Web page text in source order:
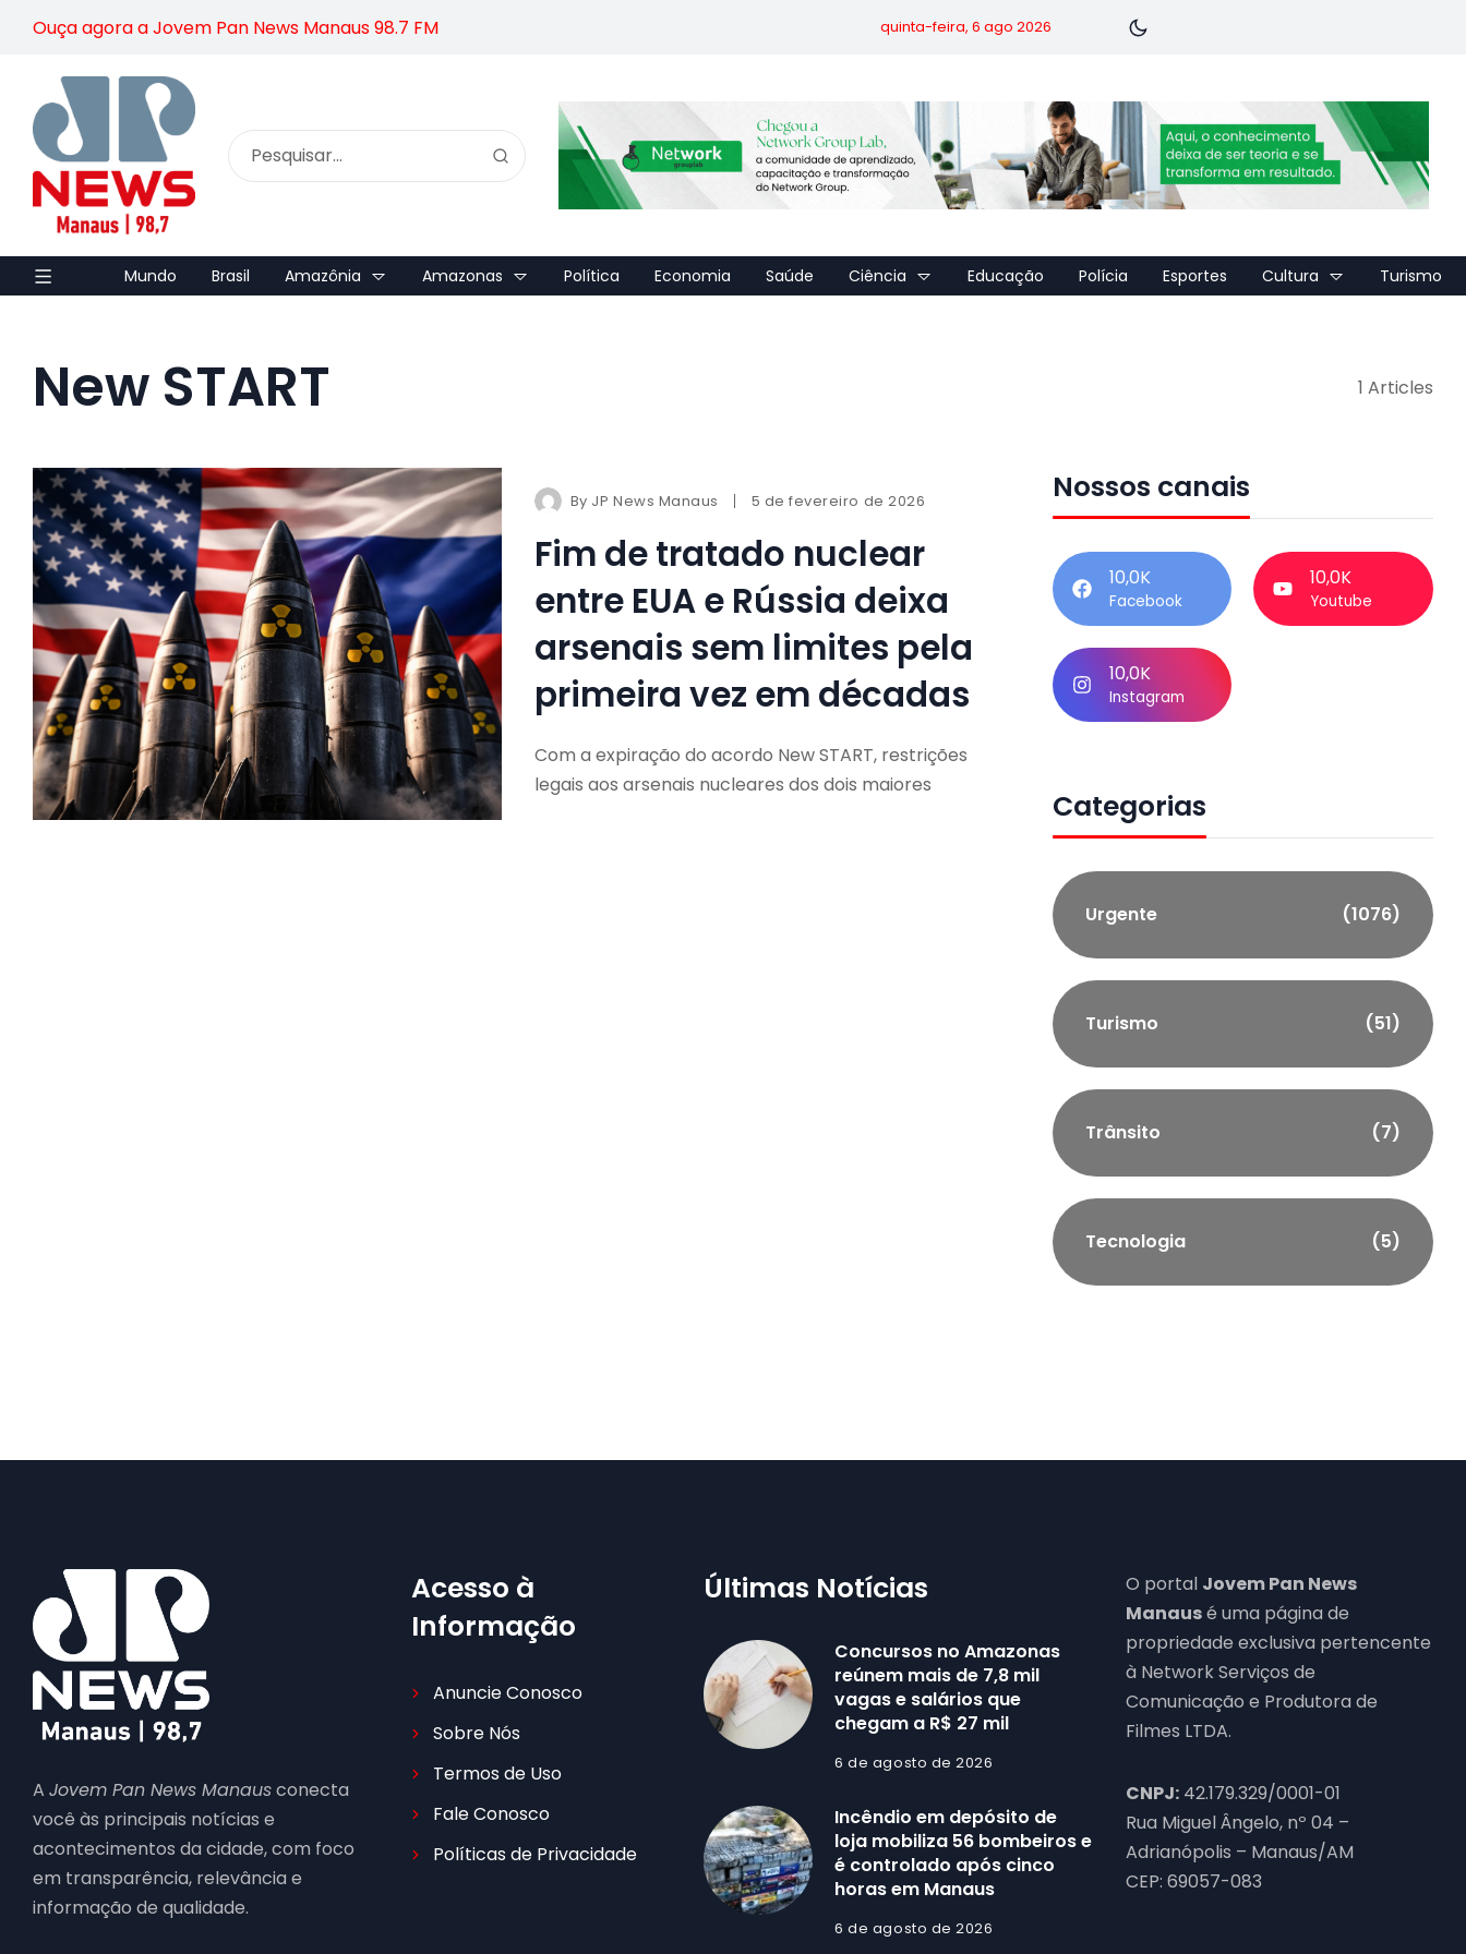
Ouça agora a Jovem Pan News Manaus 98.7 FM quinta-feira, 6 ago 2026
Mundo Brasil Amazônia Amazonas Política Economia Saúde Ciência Educação Polícia Esportes Cultura Turismo
New START 1 Articles
By JP News Manaus 5 de fevereiro de 2026
Fim de tratado nuclear
entre EUA e Rússia deixa
arsenais sem limites pela
primeira vez em décadas
Com a expiração do acordo New START, restrições
legais aos arsenais nucleares dos dois maiores
Nossos canais
10,0K
Facebook
10,0K
Youtube
10,0K
Instagram
Categorias
Urgente (1076)
Turismo (51)
Trânsito (7)
Tecnologia (5)
A Jovem Pan News Manausconecta
você às principais notícias e
acontecimentos da cidade, com foco
em transparência, relevância e
informação de qualidade.
Acesso à
Informação
Anuncie Conosco
Sobre Nós
Termos de Uso
Fale Conosco
Políticas de Privacidade
Últimas Notícias
Concursos no Amazonas
reúnem mais de 7,8 mil
vagas e salários que
chegam a R$ 27 mil
6 de agosto de 2026
Incêndio em depósito de
loja mobiliza 56 bombeiros e
é controlado após cinco
horas em Manaus
6 de agosto de 2026
O portal Jovem Pan News
Manausé uma página de
propriedade exclusiva pertencente
à Network Serviços de
Comunicação e Produtora de
Filmes LTDA.
CNPJ:42.179.329/0001-01
Rua Miguel Ângelo, nº 04 –
Adrianópolis – Manaus/AM
CEP: 69057-083